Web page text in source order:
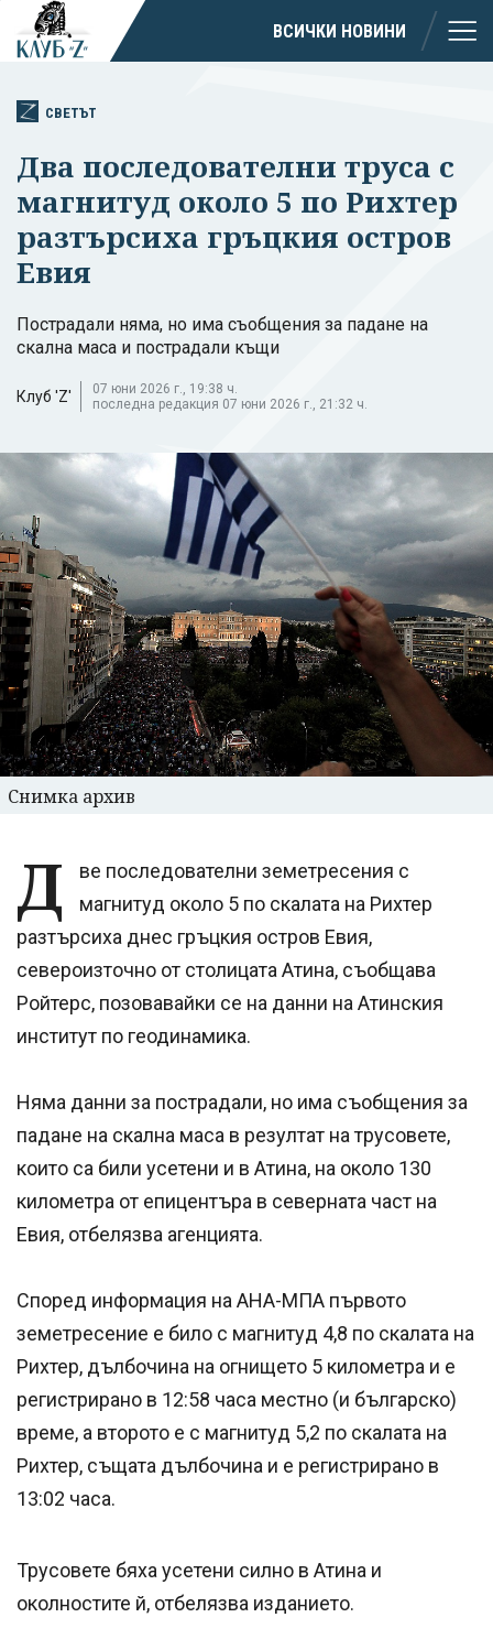
ВСИЧКИ НОВИНИ
СВЕТЪТ
Два последователни труса с
магнитуд около 5 по Рихтер
разтърсиха гръцкия остров
Евия
Пострадали няма, но има съобщения за падане на
скална маса и пострадали къщи
Клуб 'Z'
07 юни 2026 г., 19:38 ч.
последна редакция 07 юни 2026 г., 21:32 ч.
Снимка архив
Д
ве последователни земетресения с
магнитуд около 5 по скалата на Рихтер
разтърсиха днес гръцкия остров Евия,
североизточно от столицата Атина, съобщава
Ройтерс, позовавайки се на данни на Атинския
институт по геодинамика.
Няма данни за пострадали, но има съобщения за
падане на скална маса в резултат на трусовете,
които са били усетени и в Атина, на около 130
километра от епицентъра в северната част на
Евия, отбелязва агенцията.
Според информация на АНА-МПА първото
земетресение е било с магнитуд 4,8 по скалата на
Рихтер, дълбочина на огнището 5 километра и е
регистрирано в 12:58 часа местно (и българско)
време, а второто е с магнитуд 5,2 по скалата на
Рихтер, същата дълбочина и е регистрирано в
13:02 часа.
Трусовете бяха усетени силно в Атина и
околностите й, отбелязва изданието.